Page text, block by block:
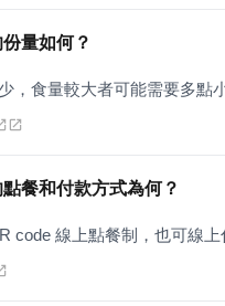
量如何？
，食量較大者可能需要多點小
餐和付款方式為何？
code 線上點餐制，也可線上